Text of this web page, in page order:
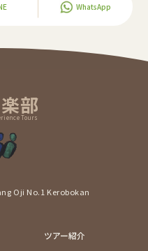
WhatsApp
部
Tours
Oji No.1 Kerobokan
ツアー紹介